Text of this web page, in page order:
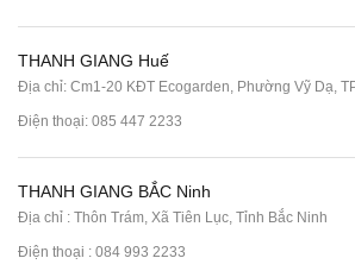
THANH GIANG Huế
Địa chỉ: Cm1-20 KĐT Ecogarden, Phường Vỹ Dạ,
Điện thoại: 085 447 2233
THANH GIANG BẮC Ninh
Địa chỉ : Thôn Trám, Xã Tiên Lục, Tỉnh Bắc Ninh
Điện thoại : 084 993 2233